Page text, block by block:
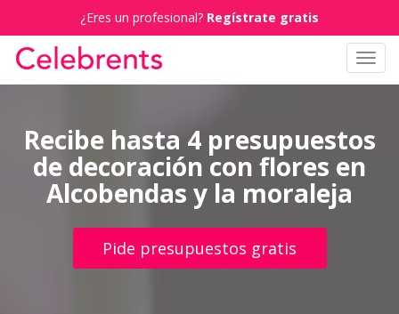
¿Eres un profesional? Regístrate gratis
Recibe hasta 4 presupuestos
de decoración con flores en
Alcobendas y la moraleja
Pide presupuestos gratis